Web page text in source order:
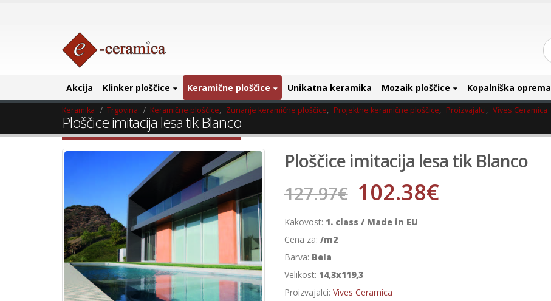
Akcija Klinker ploščice Keramične ploščice Unikatna keramika Mozaik ploščice Kopalniška oprema
Keramika Trgovina Keramične ploščice, Zunanje keramične ploščice, Projektne keramične ploščice, Proizvajalci, Vives Ceramica
Ploščice imitacija lesa tik Blanco
Ploščice imitacija lesa tik Blanco
127.97€ 102.38€
Kakovost: 1. class / Made in EU
Cena za: /m2
Barva: Bela
Velikost: 14,3x119,3
Proizvajalci: Vives Ceramica